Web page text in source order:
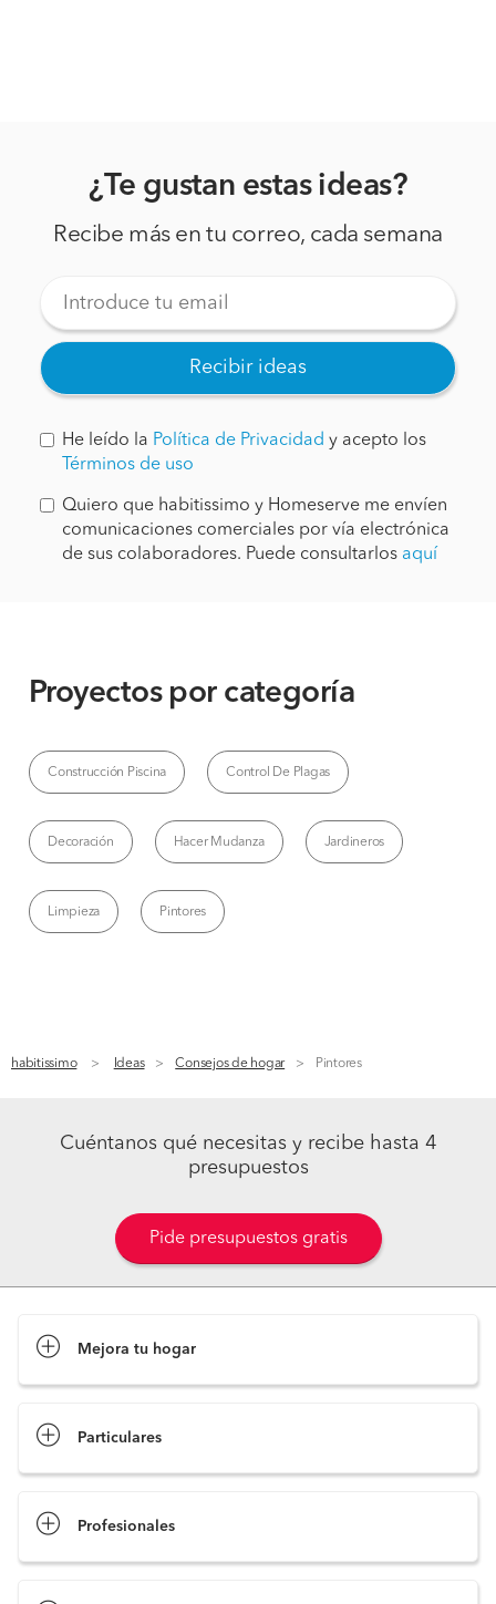
¿Te gustan estas ideas?
Recibe más en tu correo, cada semana
Recibir ideas
He leído la Política de Privacidad y acepto los
Términos de uso
Quiero que habitissimo y Homeserve me envíen
comunicaciones comerciales por vía electrónica
de sus colaboradores. Puede consultarlos aquí
Proyectos por categoría
Construcción Piscina Control De Plagas
Decoración Hacer Mudanza Jardineros
Limpieza Pintores
habitissimo Ideas Consejos de hogar Pintores
Cuéntanos qué necesitas y recibe hasta 4
presupuestos
Pide presupuestos gratis
Mejora tu hogar
Particulares
Profesionales